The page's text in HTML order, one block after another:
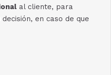
al cliente, para
en caso de que